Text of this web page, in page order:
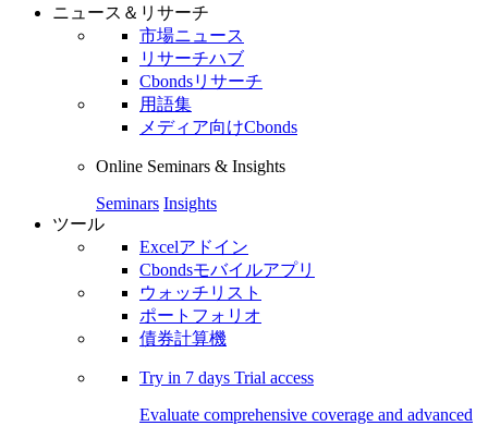
ニュース＆リサーチ
市場ニュース
リサーチハブ
Cbondsリサーチ
用語集
メディア向けCbonds
Online Seminars & Insights
Seminars Insights
ツール
Excelアドイン
Cbondsモバイルアプリ
ウォッチリスト
ポートフォリオ
債券計算機
Try in 7 days Trial access
Evaluate comprehensive coverage and advanced